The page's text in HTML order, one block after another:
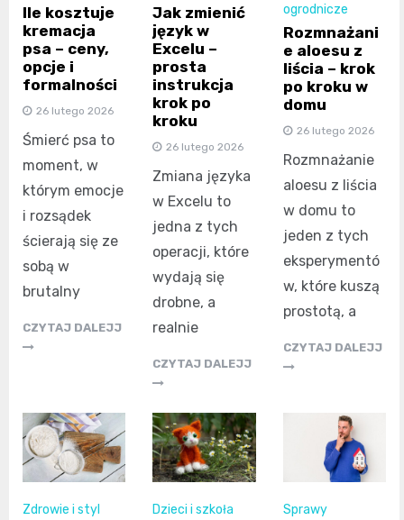
Ile kosztuje
kremacja
psa – ceny,
opcje i
formalności
26 lutego 2026
Śmierć psa to
moment, w
którym emocje
i rozsądek
ścierają się ze
sobą w
brutalny
CZYTAJ DALEJJ
Jak zmienić
język w
Excelu –
prosta
instrukcja
krok po
kroku
26 lutego 2026
Zmiana języka
w Excelu to
jedna z tych
operacji, które
wydają się
drobne, a
realnie
CZYTAJ DALEJJ
ogrodnicze
Rozmnażani
e aloesu z
liścia – krok
po kroku w
domu
26 lutego 2026
Rozmnażanie
aloesu z liścia
w domu to
jeden z tych
eksperymentó
w, które kuszą
prostotą, a
CZYTAJ DALEJJ
Zdrowie i styl
Dzieci i szkoła
Sprawy